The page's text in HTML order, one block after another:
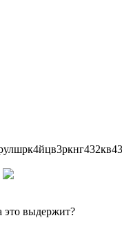
это выдержит?